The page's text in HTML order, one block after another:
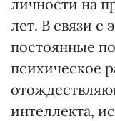
личности на
лет. В связи с
постоянные
психическое
интеллекта,